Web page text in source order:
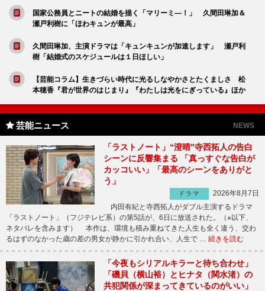
国家公務員とニートの結婚を描く「マリーミ―！」 久間田琳加＆
瀬戸利樹に「ほわキュンが最高」
久間田琳加、主演ドラマは「キュンキュンが加速します」 瀬戸利
樹「結婚式のスケジュールは１日ほしい」
【芸能コラム】生きづらい時代に光るしなやかさとたくましさ 松
本穂香『君が世界のはじまり』『わたしは光をにぎっている』ほか
芸能ニュース NEWS
「ラストノート」“澄晴”寺西拓人の告白
シーンに反響集まる 「真っすぐな告白が
カッコいい」「最高のシーンをありがと
う」
ドラマ
2026年8月7日
内田有紀と寺西拓人がダブル主演するドラマ
「ラストノート」（フジテレビ系）の第5話が、6日に放送された。（※以下、
ネタバレを含みます） 本作は、環境も積み重ねてきた人生も全く違う、交わ
るはずのなかった歳の差の男女が静かに引かれ合い、人生で … 続きを読む
「今夜もシリアルキラーと待ち合わせ」
「磯貝（横山裕）とヒナタ（関水渚）の
共犯関係が深まってきているのがいい」